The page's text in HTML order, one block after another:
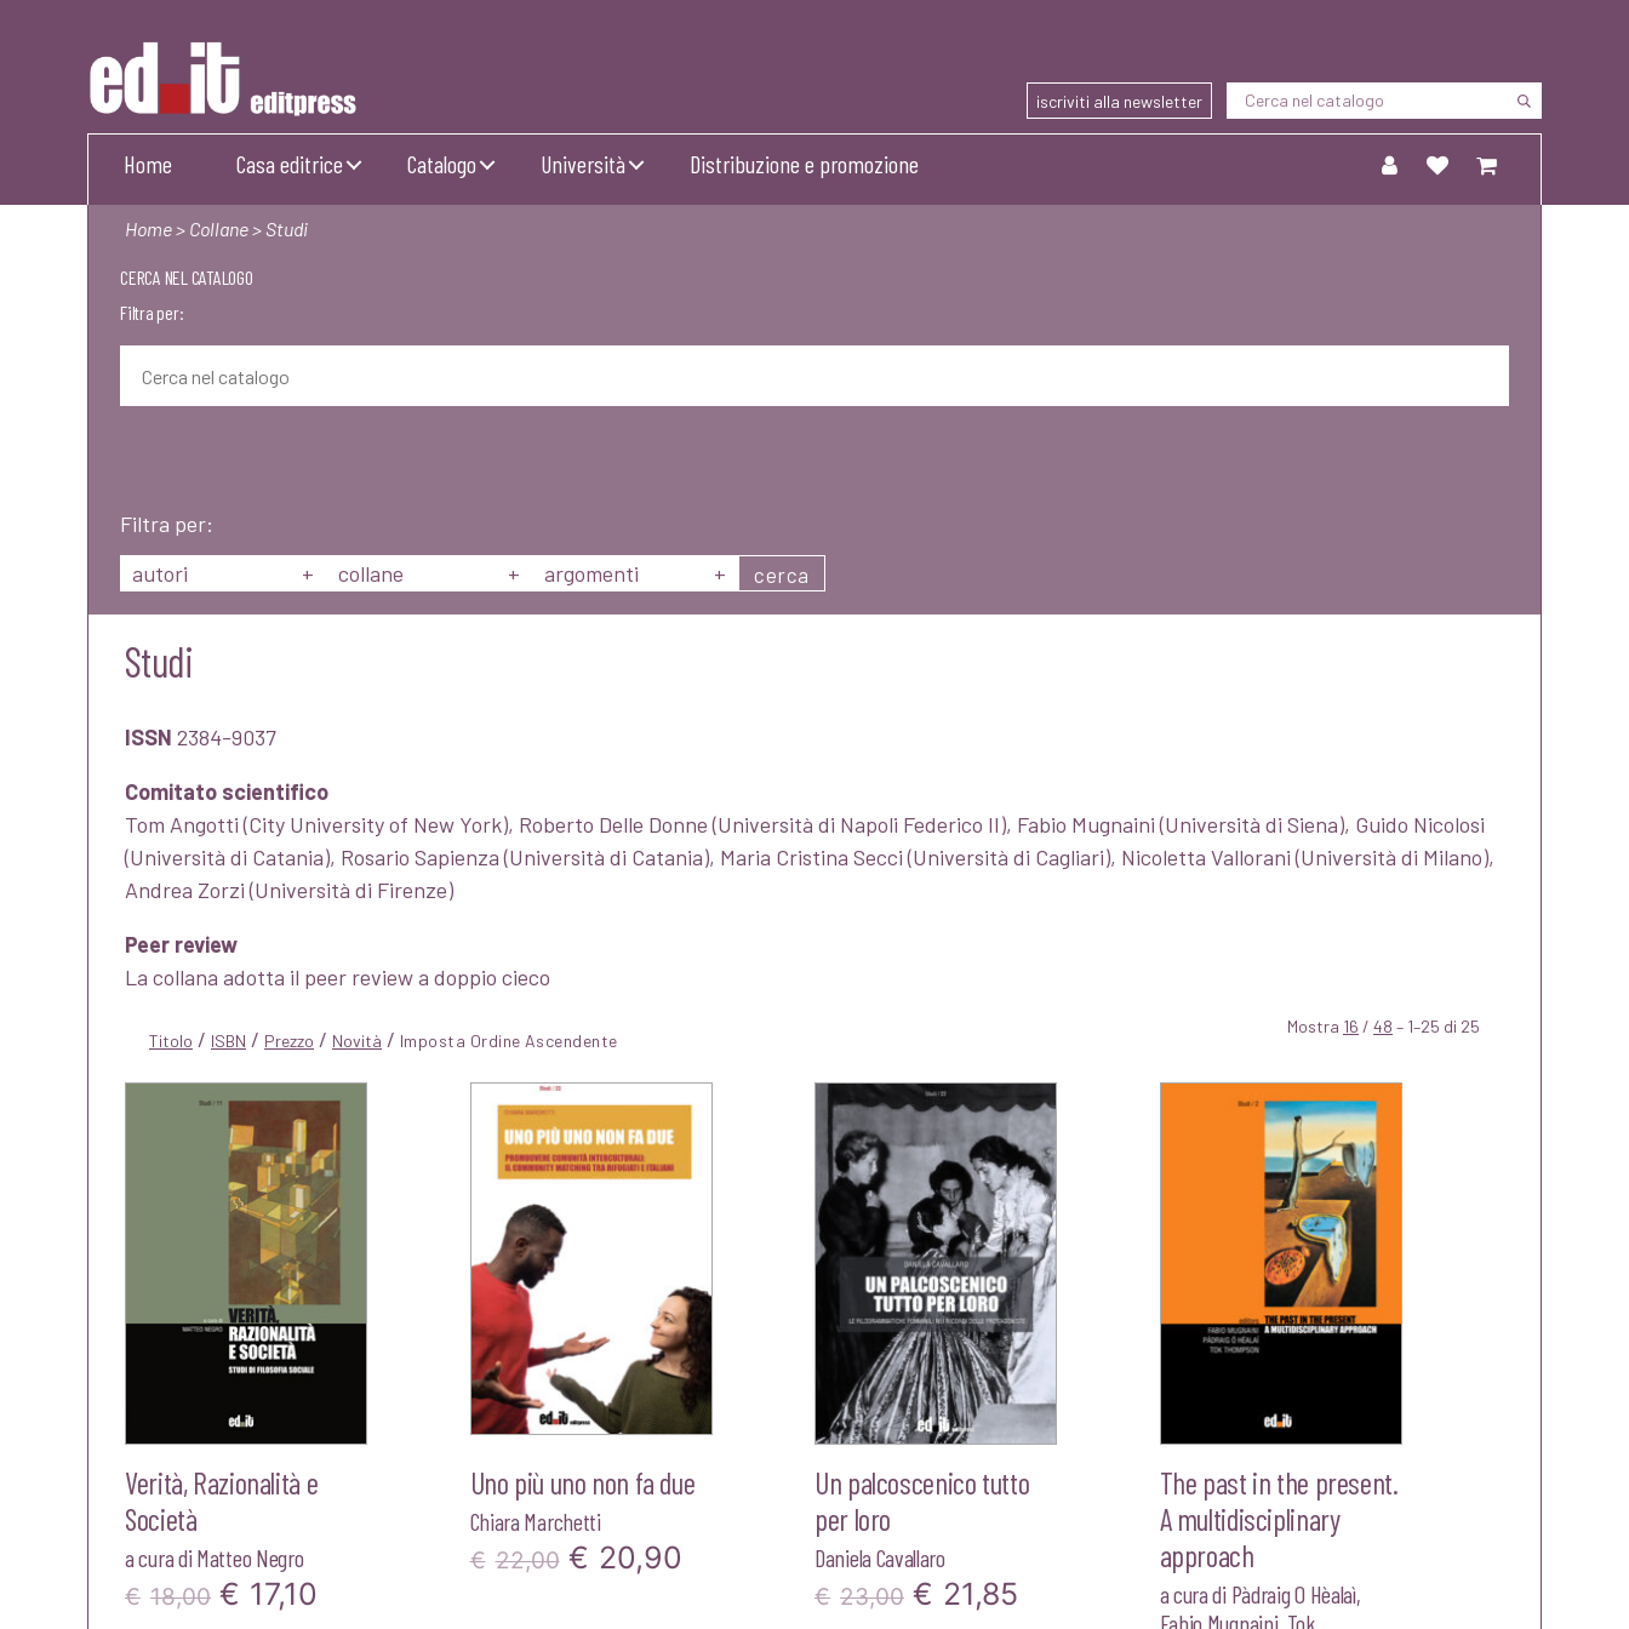
Editpress
iscriviti alla newsletter
Home Casa editrice Catalogo Università Distribuzione e promozione
Home> Collane> Studi
CERCA NEL CATALOGO
Filtra per:
Filtra per:
autori
+ collane + argomenti + cerca
Studi
ISSN 2384-9037
Comitato scientifico
Tom Angotti (City University of New York), Roberto Delle Donne (Università di Napoli Federico II), Fabio Mugnaini (Università di Siena), Guido Nicolosi
(Università di Catania), Rosario Sapienza (Università di Catania), Maria Cristina Secci (Università di Cagliari), Nicoletta Vallorani (Università di Milano),
Andrea Zorzi (Università di Firenze)
Peer review
La collana adotta il peer review a doppio cieco
Titolo / ISBN / Prezzo / Novità / Mostra 16 / 48 – 1–25 di 25
Verità, Razionalità e
Società
a cura di Matteo Negro
€ 18,00 Il
€ 17,10
Uno più uno non fa due
Chiara Marchetti
€ 22,00 Il
€ 20,90
Un palcoscenico tutto
per loro
Daniela Cavallaro
€ 23,00 Il
€ 21,85
The past in the present.
A multidisciplinary
approach
a cura di Pàdraig O Hèalaì,
Fabio Mugnaini, Tok